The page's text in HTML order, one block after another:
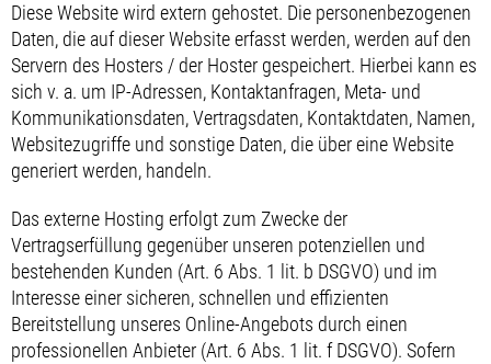
Diese Website wird extern gehostet. Die personenbezogenen
Daten, die auf dieser Website erfasst werden, werden auf den
Servern des Hosters / der Hoster gespeichert. Hierbei kann es
sich v. a. um IP-Adressen, Kontaktanfragen, Meta- und
Kommunikationsdaten, Vertragsdaten, Kontaktdaten, Namen,
Websitezugriffe und sonstige Daten, die über eine Website
generiert werden, handeln.
Das externe Hosting erfolgt zum Zwecke der
Vertragserfüllung gegenüber unseren potenziellen und
bestehenden Kunden (Art. 6 Abs. 1 lit. b DSGVO) und im
Interesse einer sicheren, schnellen und effizienten
Bereitstellung unseres Online-Angebots durch einen
professionellen Anbieter (Art. 6 Abs. 1 lit. f DSGVO). Sofern